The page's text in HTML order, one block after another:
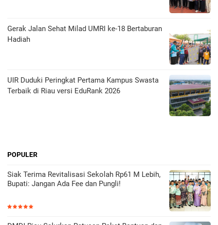
Gerak Jalan Sehat Milad UMRI ke-18 Bertaburan
Hadiah
UIR Duduki Peringkat Pertama Kampus Swasta
Terbaik di Riau versi EduRank 2026
POPULER
Siak Terima Revitalisasi Sekolah Rp61 M Lebih,
Bupati: Jangan Ada Fee dan Pungli!